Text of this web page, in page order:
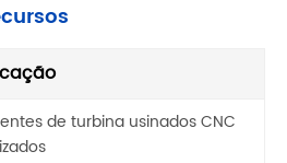
de turbina usinados CNC